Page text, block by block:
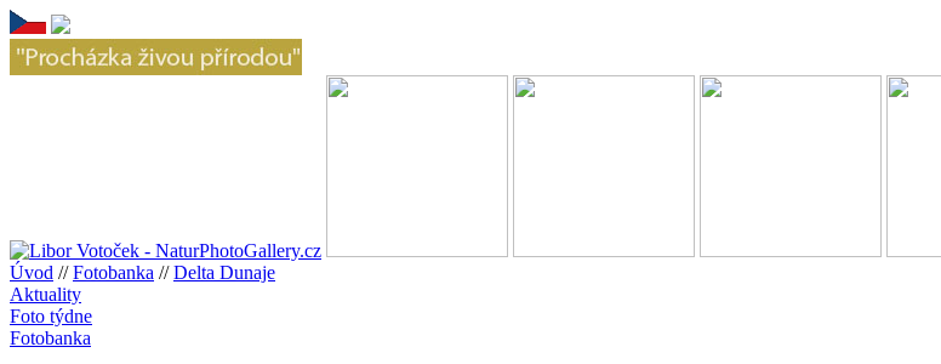
Úvod //Fotobanka //Delta Dunaje
Aktuality
Foto týdne
Fotobanka